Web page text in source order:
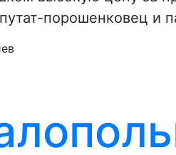
порошенковец и